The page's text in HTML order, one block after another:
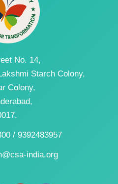
No. 14,
Starch Colony,
Colony,
/ 9392483957
india.org